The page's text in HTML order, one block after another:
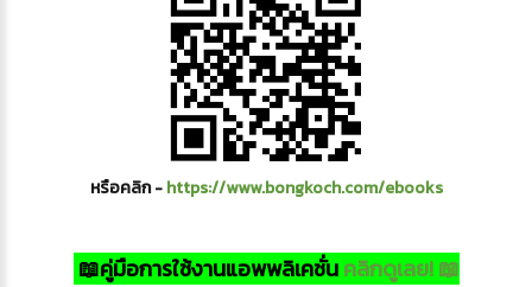
หรือคลิก - https://www.bongkoch.com/ebooks
📖คู่มือการใช้งานแอพพลิเคชั่นคลิกดูเลย! 📖